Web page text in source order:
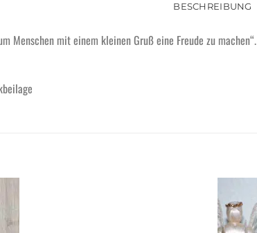
BESCHREIBUNG
Menschen mit einem kleinen Gruß eine Freude zu machen“.